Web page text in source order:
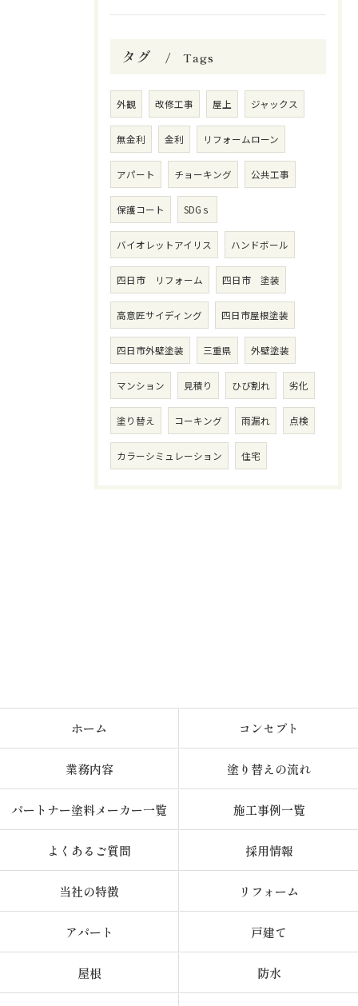
タグ Tags
外観 改修工事 屋上 ジャックス
無金利 金利 リフォームローン
アパート チョーキング 公共工事
保護コート SDGｓ
バイオレットアイリス ハンドボール
四日市 リフォーム 四日市 塗装
高意匠サイディング 四日市屋根塗装
四日市外壁塗装 三重県 外壁塗装
マンション 見積り ひび割れ 劣化
塗り替え コーキング 雨漏れ 点検
カラーシミュレーション 住宅
ホーム コンセプト
業務内容 塗り替えの流れ
パートナー塗料メーカー一覧 施工事例一覧
よくあるご質問 採用情報
当社の特徴 リフォーム
アパート 戸建て
屋根 防水